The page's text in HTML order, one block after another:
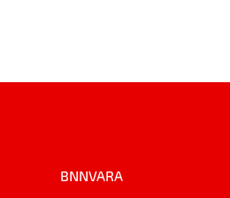
BNNVARA